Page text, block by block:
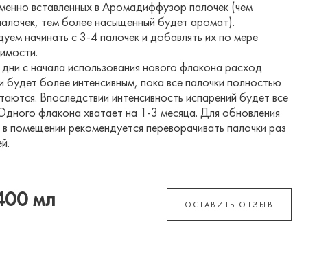
вставленных в Аромадиффузор палочек (чем
тем более насыщенный будет аромат).
начинать с 3-4 палочек и добавлять их по мере
дни с начала использования нового флакона расход
будет более интенсивным, пока все палочки полностью
Впоследствии интенсивность испарений будет все
флакона хватает на 1-3 месяца. Для обновления
помещении рекомендуется переворачивать палочки раз
мл ОСТАВИТЬ ОТЗЫВ